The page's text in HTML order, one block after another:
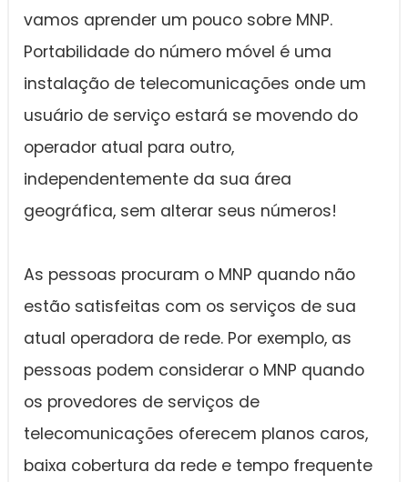
vamos aprender um pouco sobre MNP.
Portabilidade do número móvel é uma
instalação de telecomunicações onde um
usuário de serviço estará se movendo do
operador atual para outro,
independentemente da sua área
geográfica, sem alterar seus números!
As pessoas procuram o MNP quando não
estão satisfeitas com os serviços de sua
atual operadora de rede. Por exemplo, as
pessoas podem considerar o MNP quando
os provedores de serviços de
telecomunicações oferecem planos caros,
baixa cobertura da rede e tempo frequente